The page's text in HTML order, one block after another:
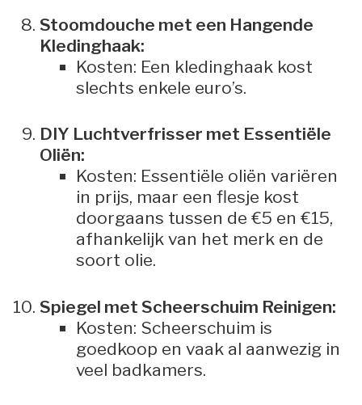
Stoomdouche met een Hangende
Kledinghaak:
Kosten: Een kledinghaak kost
slechts enkele euro’s.
DIY Luchtverfrisser met Essentiële
Oliën:
Kosten: Essentiële oliën variëren
in prijs, maar een flesje kost
doorgaans tussen de €5 en €15,
afhankelijk van het merk en de
soort olie.
Spiegel met Scheerschuim Reinigen:
Kosten: Scheerschuim is
goedkoop en vaak al aanwezig in
veel badkamers.